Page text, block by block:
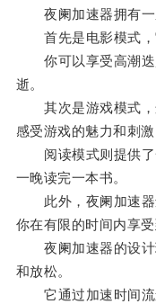
夜阑加速器拥有一
首先是电影模式，
你可以享受高潮迭
逝。
其次是游戏模式，
感受游戏的魅力和刺激
阅读模式则提供了
一晚读完一本书。
此外，夜阑加速器
你在有限的时间内享
夜阑加速器的设计
和放松。
它通过加速时间流